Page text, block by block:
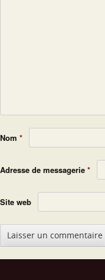
Nom *
Adresse de messagerie *
Site web